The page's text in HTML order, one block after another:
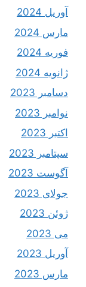
آوریل 2024
مارس 2024
فوریه 2024
ژانویه 2024
دسامبر 2023
نوامبر 2023
اکتبر 2023
سپتامبر 2023
آگوست 2023
جولای 2023
ژوئن 2023
می 2023
آوریل 2023
مارس 2023